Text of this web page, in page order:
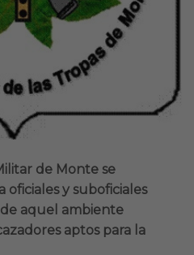
de Monte se
y suboficiales
aquel ambiente
aptos para la